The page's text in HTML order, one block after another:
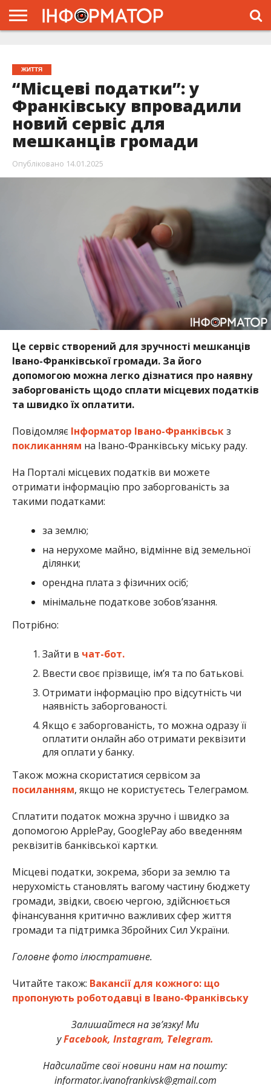
ЖИТТЯ
“Місцеві податки”: у
Франківську впровадили
новий сервіс для
мешканців громади
Опубліковано 14.01.2025
Це сервіс створений для зручності мешканців
Івано-Франківської громади. За його
допомогою можна легко дізнатися про наявну
заборгованість щодо сплати місцевих податків
та швидко їх оплатити.
ПовідомляєІнформатор Івано-Франківськз
покликанням на Івано-Франківську міську раду.
На Порталі місцевих податків ви можете
отримати інформацію про заборгованість за
такими податками:
за землю;
на нерухоме майно, відмінне від земельної
ділянки;
орендна плата з фізичних осіб;
мінімальне податкове зобов’язання.
Потрібно:
Зайти в чат-бот.
Ввести своє прізвище, імʼя та по батькові.
Отримати інформацію про відсутність чи
наявність заборгованості.
Якщо є заборгованість, то можна одразу її
оплатити онлайн або отримати реквізити
для оплати у банку.
Також можна скористатися сервісом за
посиланням, якщо не користуєтесь Телеграмом.
Сплатити податок можна зручно і швидко за
допомогою ApplePay, GooglePay або введенням
реквізитів банківської картки.
Місцеві податки, зокрема, збори за землю та
нерухомість становлять вагому частину бюджету
громади, звідки, своєю чергою, здійснюється
фінансування критично важливих сфер життя
громади та підтримка Збройних Сил України.
Головне фото ілюстративне.
Читайте також: Вакансії для кожного: що
пропонують роботодавці в Івано-Франківську
Залишайтеся на зв’язку! Ми
уFacebook, Instagram, Telegram.
Надсилайте свої новини нам на пошту:
informator.ivanofrankivsk@gmail.com